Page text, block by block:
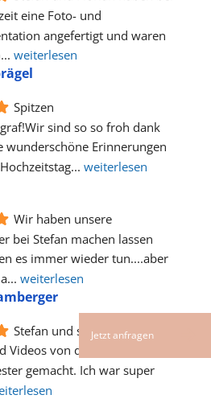
eine Foto- und
angefertigt und waren
... weiterlesen
Spitzen
sind so so froh dank
wunderschöne Erinnerungen
... weiterlesen
Wir haben unsere
bei Stefan machen lassen
es immer wieder tun....aber
... weiterlesen
Stefan und sein Team haben
Videos von der Hochzeit
gemacht. Ich war super